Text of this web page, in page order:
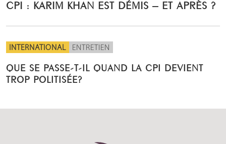
CPI : KARIM KHAN EST DÉMIS – ET APRÈS ?
INTERNATIONAL ENTRETIEN
QUE SE PASSE-T-IL QUAND LA CPI DEVIENT
TROP POLITISÉE?